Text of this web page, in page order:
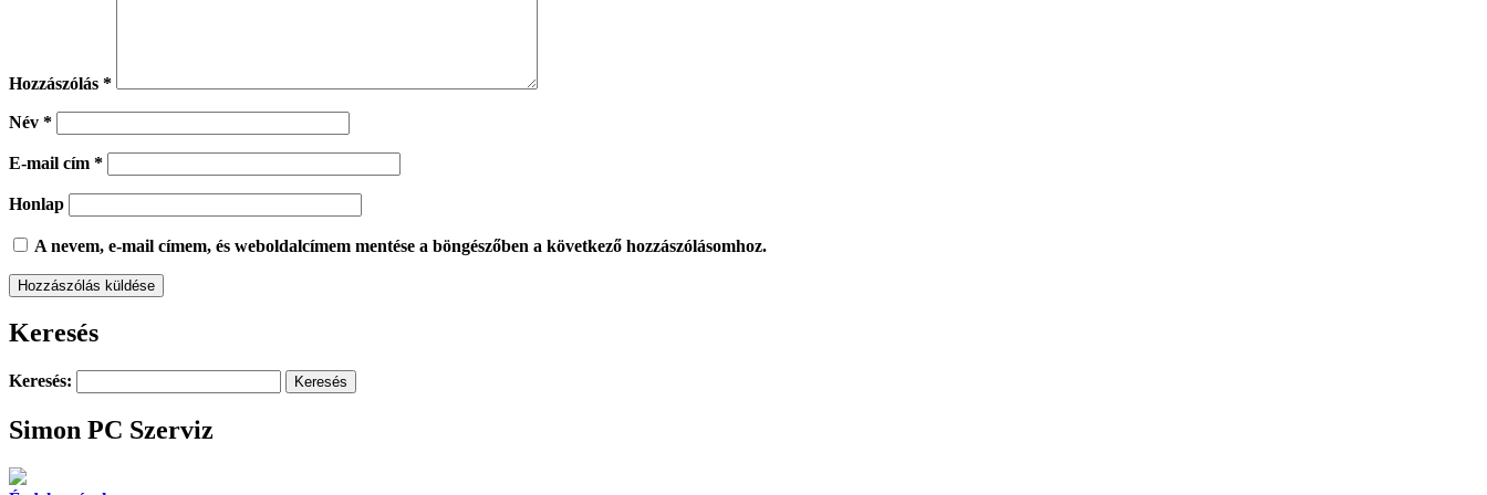
Hozzászólás *
Név *
E-mail cím *
Honlap
A nevem, e-mail címem, és weboldalcímem mentése a böngészőben a következő hozzászólásomhoz.
Keresés
Keresés:
Simon PC Szerviz